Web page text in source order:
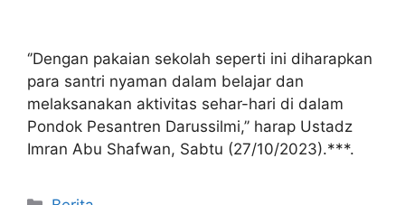
‘’Dengan pakaian sekolah seperti ini diharapkan
para santri nyaman dalam belajar dan
melaksanakan aktivitas sehar-hari di dalam
Pondok Pesantren Darussilmi,’’ harap Ustadz
Imran Abu Shafwan, Sabtu (27/10/2023).***.